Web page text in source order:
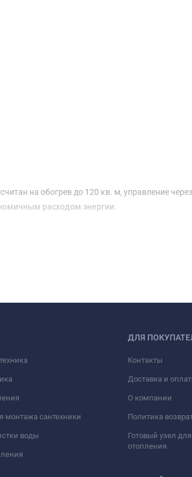
на обогрев до 120 кв. м, управление через
расходом энергии
монтажа сантехники
воды
ДЛЯ
Контакты
Доставка и
О компании
Политика
Готовый узел
отопления